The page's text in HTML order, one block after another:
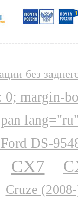
без
0; margin-
DS-
CX7
Cruze